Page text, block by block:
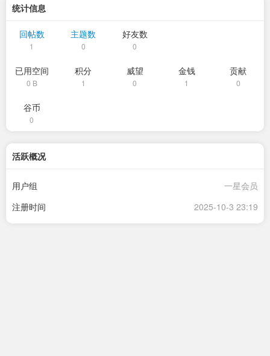
统计信息
回帖数
1
主题数
0
好友数
0
已用空间
0 B
积分
1
威望
0
金钱
1
贡献
0
谷币
0
活跃概况
用户组
一星会员
注册时间
2025-10-3 23:19